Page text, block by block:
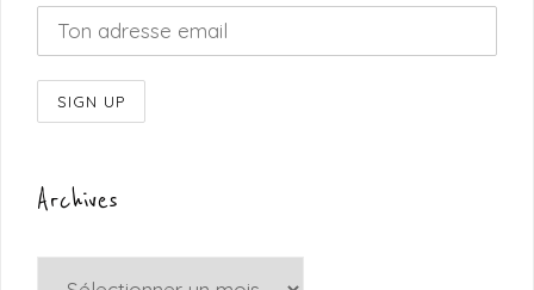
Archives